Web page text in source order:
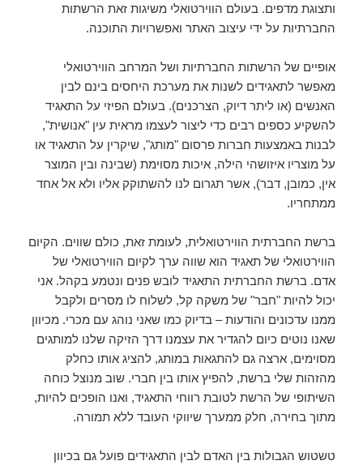
ותצוגת מדפים. בעולם הווירטואלי משיגות זאת הרשתות
החברתיות על ידי עיצוב האתר ואפשרויות התוכנה.
אופיים של הרשתות החברתיות ושל המרחב הווירטואלי
מאפשר לתאגידים לשנות את מערכת היחסים בינם לבין
האנשים (או ליתר דיוק, הצרכנים). בעולם הפיזי על התאגיד
להשקיע כספים רבים כדי ליצור לעצמו מראית עין "אנושית",
לבנות באמצעות חברות פרסום "מותג", שיקרין על התאגיד או
על מוצריו איזושהי הילה, איכות מסוימת (שבינה ובין המוצר
אין, כמובן, דבר), אשר תגרום לנו להשתוקק אליו ולא אל אחד
ממתחריו.
ברשת החברתית הווירטואלית, לעומת זאת, כולם שווים. הקיום
הווירטואלי של תאגיד הוא שווה ערך לקיום הווירטואלי של
אדם. ברשת החברתית התאגיד לובש פנים ונטמע בקהל. אני
יכול להיות "חבר" של משקה קל, לשלוח לו מסרים ולקבל
ממנו עדכונים והודעות – בדיוק כמו שאני נוהג עם מכרי. מכיוון
שאנו נוטים כיום להגדיר את עצמנו דרך הזיקה שלנו למותגים
מסוימים, ארצה גם להתגאות במותג, להציג אותו כחלק
מהזהות שלי ברשת, להפיץ אותו בין חברי. שוב מנוצל כוחה
השיתופי של הרשת לטובת רווחי התאגיד, ואנו הופכים להיות,
מתוך בחירה, חלק ממערך שיווקי העובד ללא תמורה.
טשטוש הגבולות בין האדם לבין התאגידים פועל גם בכיוון